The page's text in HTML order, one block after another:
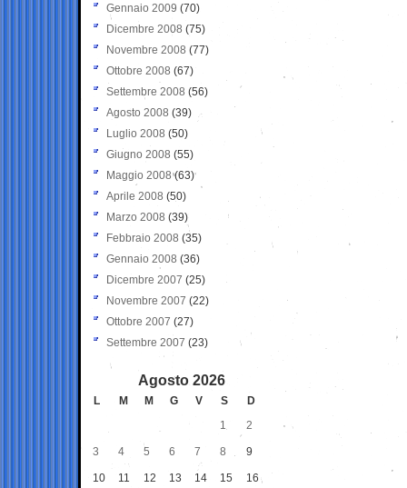
Gennaio 2009 (70)
Dicembre 2008 (75)
Novembre 2008 (77)
Ottobre 2008 (67)
Settembre 2008 (56)
Agosto 2008 (39)
Luglio 2008 (50)
Giugno 2008 (55)
Maggio 2008(63)
Aprile 2008 (50)
Marzo 2008 (39)
Febbraio 2008 (35)
Gennaio 2008 (36)
Dicembre 2007 (25)
Novembre 2007 (22)
Ottobre 2007 (27)
Settembre 2007 (23)
Agosto 2026
L M M G V S
D
1
2
3 4 5 6 7 8 9
10 11 12 13 14 15 16